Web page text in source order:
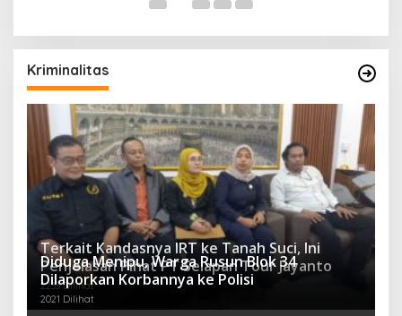
Kriminalitas
Terkait Kandasnya IRT ke Tanah Suci, Ini
Penjelasan Pihat PT Selapan Tour Jayanto
2233 Dilihat
Diduga Menipu, Warga Rusun Blok 34
Dilaporkan Korbannya ke Polisi
2021 Dilihat